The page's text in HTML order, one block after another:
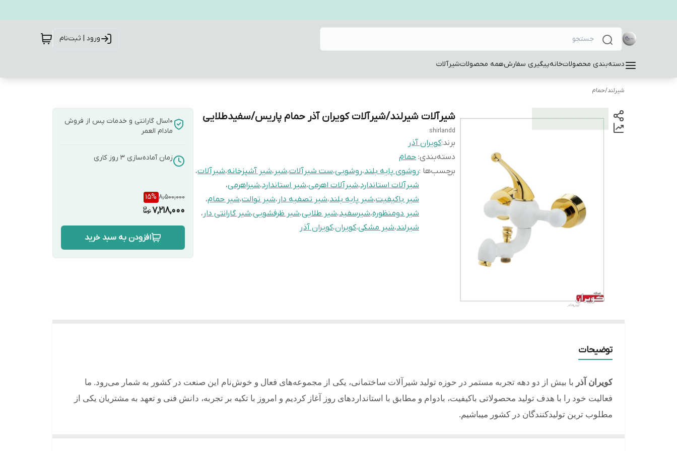
ورود | ثبت‌نام
دسته‌بندی محصولاتخانهپیگیری سفارشهمه محصولاتشیرآلات
شیرلند/حمام
شیرآلات شیرلند/شیرآلات کویران آذر حمام پاریس/سفیدطلایی
shirlandd
برند:کویران آذر
دسته‌بندی: حمام
برچسب‌ها :روشوی پایه بلند،روشویی،ست شیرآلات،شیر ،شیر آشپزخانه،شیرآلات،
شیرآلات استاندارد،شیرآلات اهرمی،شیر استاندارد،شیراهرمی،
شیر باکیفیت،شیر پایه بلند،شیر تصفیه دار ،شیر توالت،شیر حمام،
شیر دومنظوره،شیرسفید،شیر طلایی،شیر ظرفشویی،شیر گارانتی دار ،
شیرلند،شیر مشکی،کویران،کویران آذر
10سال گارانتی و خدمات پس از فروش
مادام العمر
زمان آماده‌سازی 3 روز کاری
8,500,000
15%
7,218,000
افزودن به سبد خرید
توضیحات
کویران آذر با بیش از دو دهه تجربه مستمر در حوزه تولید شیرآلات ساختمانی، یکی از مجموعه‌های فعال و خوش‌نام این صنعت در کشور به شمار می‌رود. ما
فعالیت خود را با هدف تولید محصولاتی باکیفیت، بادوام و مطابق با استانداردهای روز آغاز کردیم و امروز با تکیه بر تجربه، دانش فنی و تعهد به مشتریان یکی از
مطلوب ترین تولیدکنندگان در کشور میباشیم.